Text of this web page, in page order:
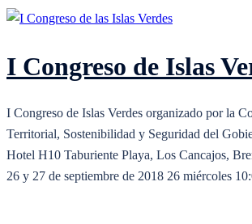
I Congreso de Islas
I Congreso de Islas Verdes organizado por la
Territorial, Sostenibilidad y Seguridad del
Hotel H10 Taburiente Playa, Los Cancajos,
26 y 27 de septiembre de 2018 26 miércoles